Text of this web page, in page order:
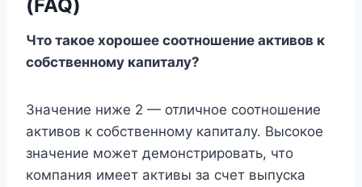
(FAQ)
Что такое хорошее соотношение активов к
собственному капиталу?
Значение ниже 2 — отличное соотношение
активов к собственному капиталу. Высокое
значение может демонстрировать, что
компания имеет активы за счет выпуска